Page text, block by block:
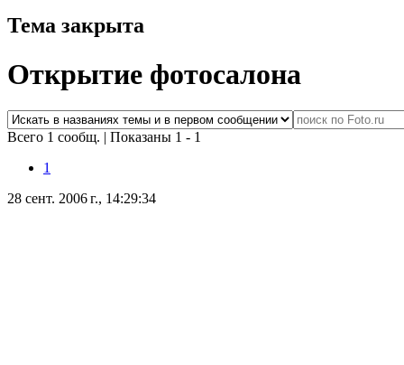
Тема закрыта
Открытие фотосалона
Всего 1 сообщ. | Показаны 1 - 1
1
28 сент. 2006 г., 14:29:34